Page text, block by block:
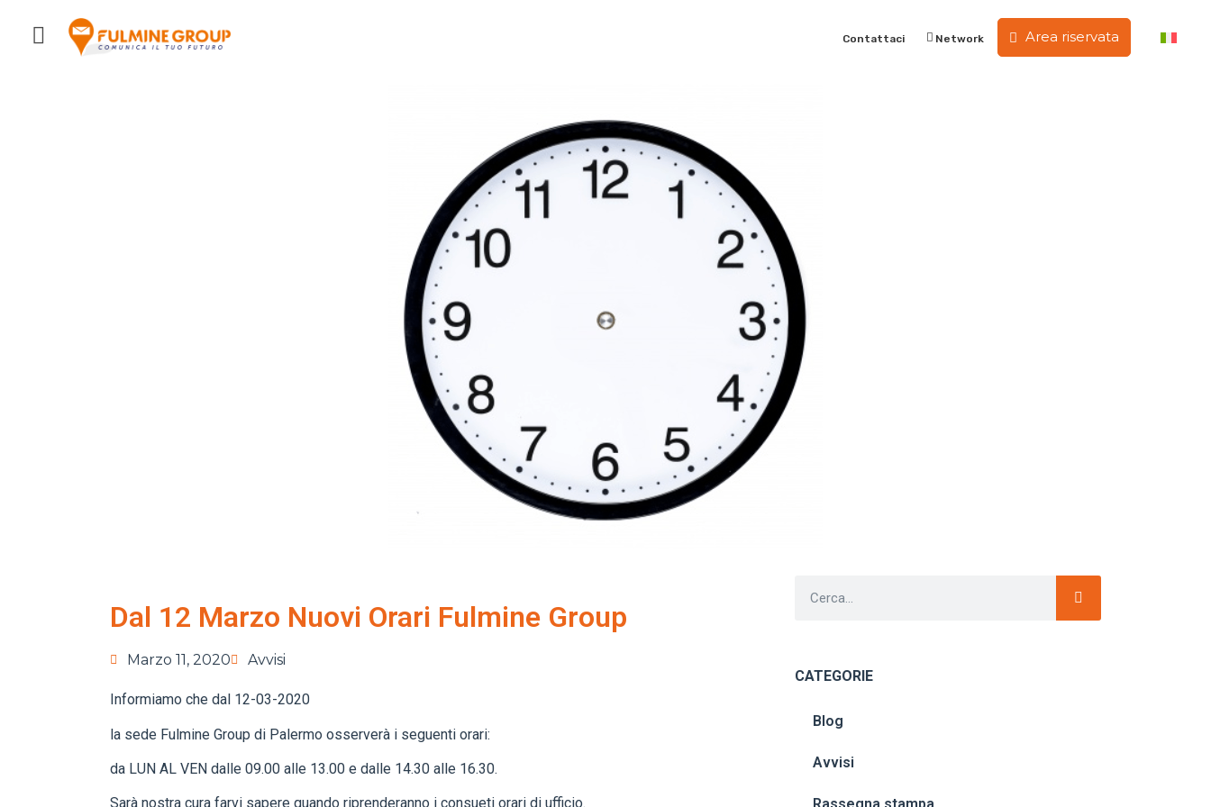
Contattaci Network Area riservata
Dal 12 Marzo Nuovi Orari Fulmine Group
Marzo 11, 2020 Avvisi
Informiamo che dal 12-03-2020
la sede Fulmine Group di Palermo osserverà i seguenti orari:
da LUN AL VEN dalle 09.00 alle 13.00 e dalle 14.30 alle 16.30.
Sarà nostra cura farvi sapere quando riprenderanno i consueti orari di ufficio.
CATEGORIE
Blog
Avvisi
Rassegna stampa